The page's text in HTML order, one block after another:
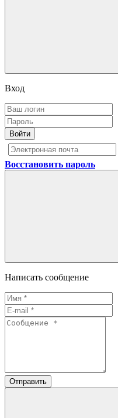
Вход
Войти
Восстановить пароль
Написать сообщение
Отправить